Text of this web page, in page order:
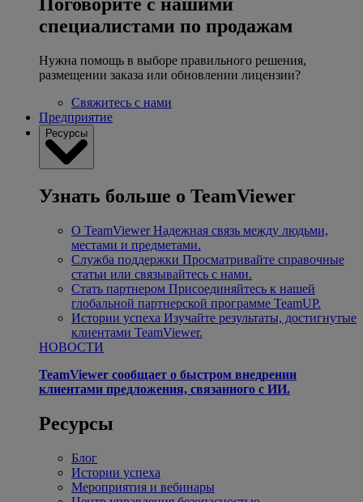
специалистами по продажам
Нужна помощь в выборе правильного решения,
размещении заказа или обновлении лицензии?
Свяжитесь с нами
Предприятие
Ресурсы
Узнать больше о TeamViewer
О TeamViewer Надежная связь между людьми,
местами и предметами.
Служба поддержки Просматривайте справочные
статьи или связывайтесь с нами.
Стать партнером Присоединяйтесь к нашей
глобальной партнерской программе TeamUP.
Истории успеха Изучайте результаты, достигнутые
клиентами TeamViewer.
НОВОСТИ
TeamViewer сообщает о быстром внедрении
клиентами предложения, связанного с ИИ.
Ресурсы
Блог
Истории успеха
Мероприятия и вебинары